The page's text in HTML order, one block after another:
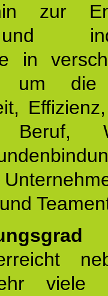
zur
in
um die
Beruf,
viele